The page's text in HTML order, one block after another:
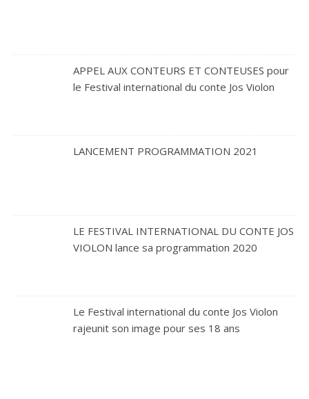
APPEL AUX CONTEURS ET CONTEUSES pour
le Festival international du conte Jos Violon
LANCEMENT PROGRAMMATION 2021
LE FESTIVAL INTERNATIONAL DU CONTE JOS
VIOLON lance sa programmation 2020
Le Festival international du conte Jos Violon
rajeunit son image pour ses 18 ans